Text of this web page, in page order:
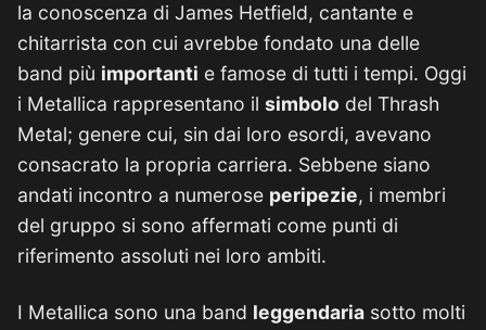
la conoscenza di James Hetfield, cantante e
chitarrista con cui avrebbe fondato una delle
band più importanti e famose di tutti i tempi. Oggi
i Metallica rappresentano il simbolo del Thrash
Metal; genere cui, sin dai loro esordi, avevano
consacrato la propria carriera. Sebbene siano
andati incontro a numerose peripezie, i membri
del gruppo si sono affermati come punti di
riferimento assoluti nei loro ambiti.
I Metallica sono una band leggendaria sotto molti